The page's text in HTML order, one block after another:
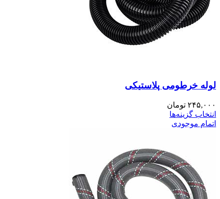
لوله خرطومی پلاستیکی
۲۴۵,۰۰۰ تومان
انتخاب گزینه‌ها
اتمام موجودی